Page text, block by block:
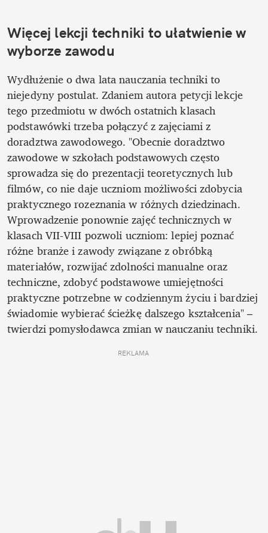
Więcej lekcji techniki to ułatwienie w
wyborze zawodu
Wydłużenie o dwa lata nauczania techniki to
niejedyny postulat. Zdaniem autora petycji lekcje
tego przedmiotu w dwóch ostatnich klasach
podstawówki trzeba połączyć z zajęciami z
doradztwa zawodowego. "Obecnie doradztwo
zawodowe w szkołach podstawowych często
sprowadza się do prezentacji teoretycznych lub
filmów, co nie daje uczniom możliwości zdobycia
praktycznego rozeznania w różnych dziedzinach.
Wprowadzenie ponownie zajęć technicznych w
klasach VII-VIII pozwoli uczniom: lepiej poznać
różne branże i zawody związane z obróbką
materiałów, rozwijać zdolności manualne oraz
techniczne, zdobyć podstawowe umiejętności
praktyczne potrzebne w codziennym życiu i bardziej
świadomie wybierać ścieżkę dalszego kształcenia" –
twierdzi pomysłodawca zmian w nauczaniu techniki.
REKLAMA